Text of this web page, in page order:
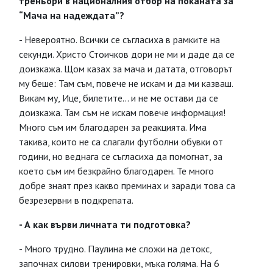
“Мача на надеждата”?
- Невероятно. Всички се съгласиха в рамките на
секунди. Христо Стоичков дори не ми и даде да се
доизкажа. Щом казах за мача и датата, отговорът
му беше: Там съм, повече не искам и да ми казваш.
Викам му, Ице, билетите… и не ме остави да се
доизкажа. Там съм не искам повече информация!
Много съм им благодарен за реакцията. Има
такива, които не са слагали футболни обувки от
години, но веднага се съгласиха да помогнат, за
което съм им безкрайно благодарен. Те много
добре знаят през какво преминах и заради това са
безрезервни в подкрепата.
- А как върви личната ти подготовка?
- Много трудно. Паулина ме сложи на детокс,
започнах силови тренировки, мъка голяма. На 6